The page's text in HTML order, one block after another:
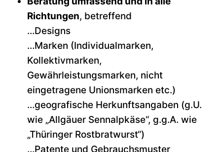
Richtungen, betreffend
…Designs
…Marken (Individualmarken,
Kollektivmarken,
Gewährleistungsmarken, nicht
eingetragene Unionsmarken etc.)
…geografische Herkunftsangaben (g.U.
wie „Allgäuer Sennalpkäse“, g.g.A. wie
„Thüringer Rostbratwurst“)
…Patente und Gebrauchsmuster